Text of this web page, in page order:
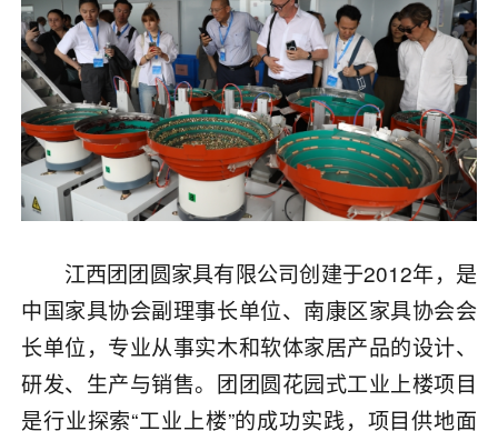
江西团团圆家具有限公司创建于2012年，是
中国家具协会副理事长单位、南康区家具协会会
长单位，专业从事实木和软体家居产品的设计、
研发、生产与销售。团团圆花园式工业上楼项目
是行业探索“工业上楼”的成功实践，项目供地面